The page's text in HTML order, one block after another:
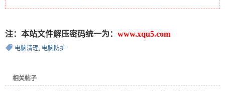
注：本站文件解压密码统一为： www.xqu5.com
电脑清理, 电脑防护
相关帖子